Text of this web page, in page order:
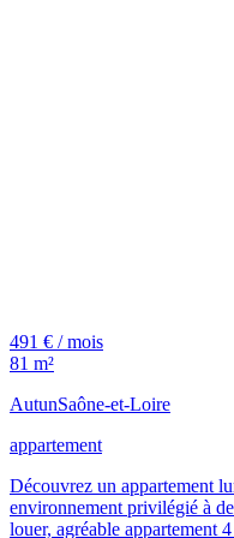
491 € / mois
81 m²
AutunSaône-et-Loire
appartement
Découvrez un appartement
environnement privilégié à
louer, agréable appartement